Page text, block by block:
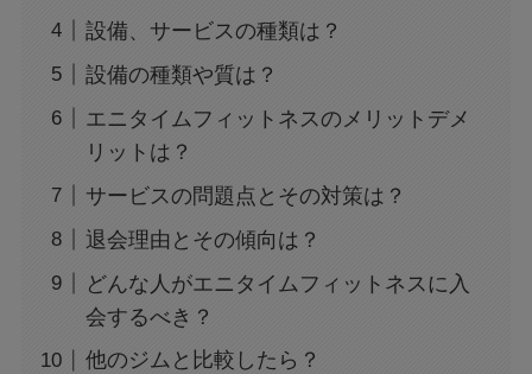
設備、サービスの種類は？
設備の種類や質は？
エニタイムフィットネスのメリットデメ
リットは？
サービスの問題点とその対策は？
退会理由とその傾向は？
どんな人がエニタイムフィットネスに入
会するべき？
他のジムと比較したら？